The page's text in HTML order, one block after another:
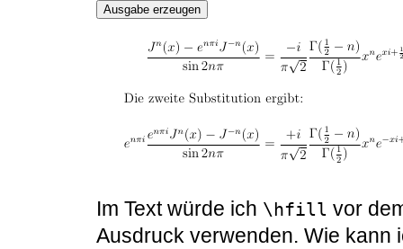
Ausgabe erzeugen
Im Text würde ich \hfill vor
Ausdruck verwenden. Wie kann